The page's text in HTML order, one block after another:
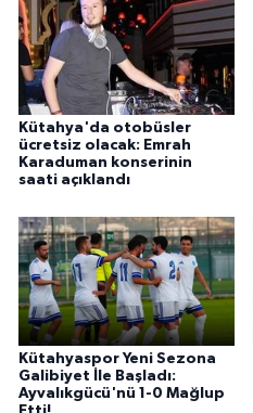
Kütahya'da otobüsler
ücretsiz olacak: Emrah
Karaduman konserinin
saati açıklandı
Kütahyaspor Yeni Sezona
Galibiyet İle Başladı:
Ayvalıkgücü'nü 1-0 Mağlup